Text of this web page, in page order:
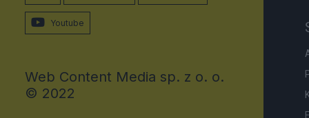
Youtube
Web Content Media sp. z o. o.
© 2022